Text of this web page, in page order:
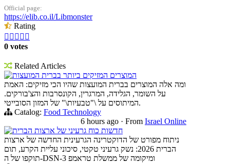
Official page:
https://elib.co.il/Libmonster
Rating
    
0 votes
Related Articles
המוצרים המזיקים ביותר בברית המועצות
ומה אלה המוצרים בברית המועצות שהיו הכי מזיקים: האמת
על השומר, הגלידה, המרגרין, הקונסרבות והצ'בורקים.
המיתוסים על \"טבעיות\" של המזון הסובייטי.
Catalog: Food Technology
6 hours ago · From Israel Online
חדשות כוח גרעיני של ארצות הברית
ניתוח מפורט של הדוקטרינה הגרעינית החדשה של ארצות
הברית 2026: נשק גרעיני טקטי, סיכוני עליית הקרע, תום
תוקפו של ה-DSN-3 ומיקומה של ממשלת טראמפ